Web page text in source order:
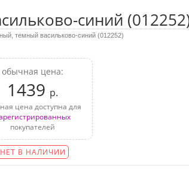
синий
темный васильково-синий (012252)
обычная цена:
1439 р.
цена доступна для
покупателей
НЕТ В НАЛИЧИИ